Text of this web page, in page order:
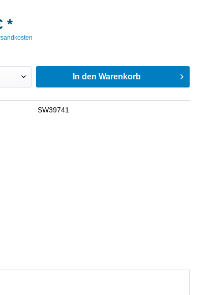
*
In den Warenkorb
SW39741